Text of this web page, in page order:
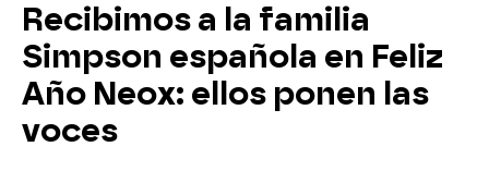
Recibimos a la familia
Simpson española en Feliz
Año Neox: ellos ponen las
voces